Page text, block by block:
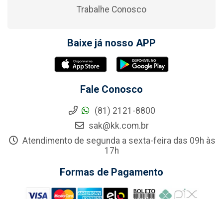
Trabalhe Conosco
Baixe já nosso APP
Fale Conosco
(81) 2121-8800
sak@kk.com.br
Atendimento de segunda a sexta-feira das 09h às
17h
Formas de Pagamento